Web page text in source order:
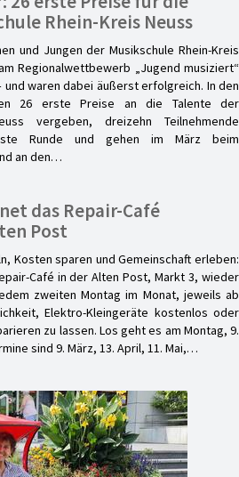
Rhein-Kreis Neuss
und Jungen der Musikschule Rhein-Kreis
Regionalwettbewerb „Jugend musiziert“
waren dabei äußerst erfolgreich. In den
26 erste Preise an die Talente der
vergeben, dreizehn Teilnehmende
Runde und gehen im März beim
an den…
das Repair-Café
Post
Kosten sparen und Gemeinschaft erleben:
Café in der Alten Post, Markt 3, wieder
zweiten Montag im Monat, jeweils ab
Elektro-Kleingeräte kostenlos oder
zu lassen. Los geht es am Montag, 9.
sind 9. März, 13. April, 11. Mai,…